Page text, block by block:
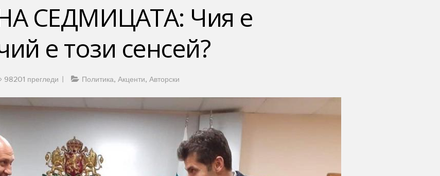
СЕДМИЦАТА: Чия е
е този сенсей?
98201 прегледи Политика Акценти Авторски